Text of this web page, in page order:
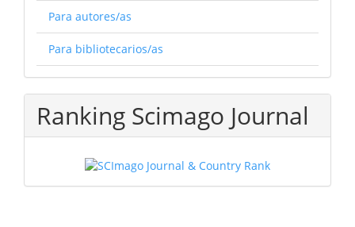
Para autores/as
Para bibliotecarios/as
Ranking Scimago Journal